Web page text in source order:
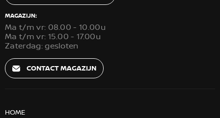
MAGAZIJN:
Ma t/m vr: 08.00 - 10.00u
Ma t/m vr: 15.00 - 17.00u
Zaterdag: gesloten
CONTACT MAGAZIJN
HOME